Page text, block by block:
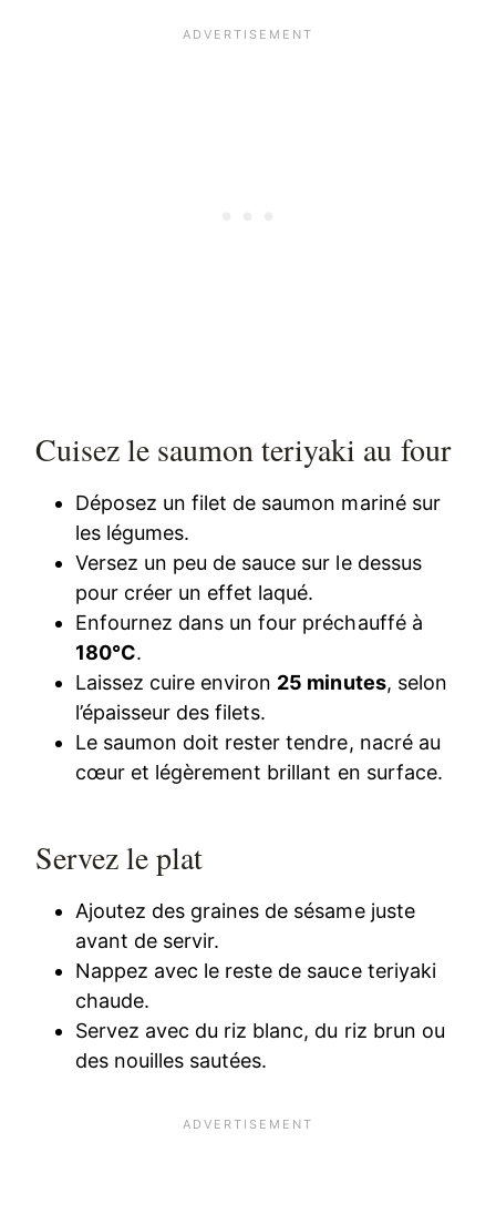
Cuisez le saumon teriyaki au four
Déposez un filet de saumon mariné sur
les légumes.
Versez un peu de sauce sur le dessus
pour créer un effet laqué.
Enfournez dans un four préchauffé à
180°C.
Laissez cuire environ 25 minutes, selon
l’épaisseur des filets.
Le saumon doit rester tendre, nacré au
cœur et légèrement brillant en surface.
Servez le plat
Ajoutez des graines de sésame juste
avant de servir.
Nappez avec le reste de sauce teriyaki
chaude.
Servez avec du riz blanc, du riz brun ou
des nouilles sautées.